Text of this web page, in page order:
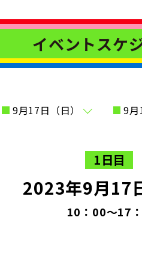
イベントスケ
9月17日（日） 9月
1日目
2023年9月17
10：00〜17